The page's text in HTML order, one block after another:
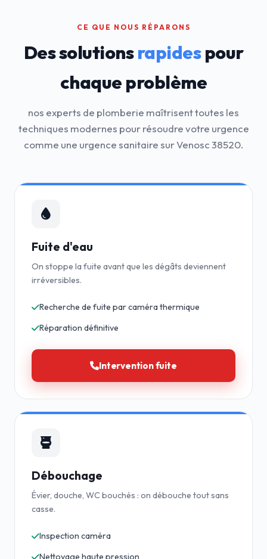
CE QUE NOUS RÉPARONS
Des solutionsrapidespour
chaque problème
nos experts de plomberie maîtrisent toutes les
techniques modernes pour résoudre votre urgence
comme une urgence sanitaire sur Venosc 38520.
Fuite d'eau
On stoppe la fuite avant que les dégâts deviennent
irréversibles.
Recherche de fuite par caméra thermique
Réparation définitive
Intervention fuite
Débouchage
Évier, douche, WC bouchés : on débouche tout sans
casse.
Inspection caméra
Nettoyage haute pression